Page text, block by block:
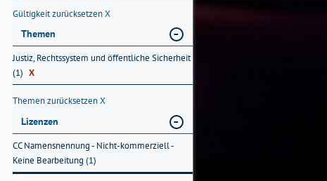
Gültigkeit zurücksetzenX
Themen
Justiz, Rechtssystem und öffentliche Sicherheit
(1) X
Themen zurücksetzenX
Lizenzen
CC Namensnennung - Nicht-kommerziell -
Keine Bearbeitung (1)